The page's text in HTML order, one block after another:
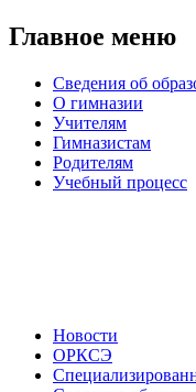
Главное меню
Сведения об
О гимназии
Учителям
Гимназистам
Родителям
Учебный процесс
Новости
ОРКСЭ